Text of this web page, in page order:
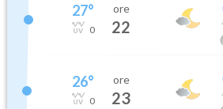
27°
0
ore
22
26°
0
ore
23